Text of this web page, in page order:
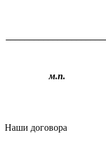
м.п.
Наши договора